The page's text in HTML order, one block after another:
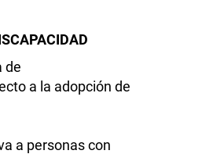
de
a la adopción de
a personas con